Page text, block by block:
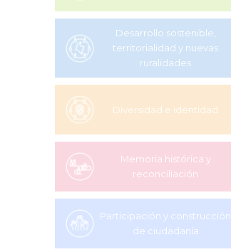
Desarrollo sostenible,
territorialidad y nuevas
ruralidades
Diversidad e identidad
Memoria histórica y
reconciliación
Participación y construcción
de ciudadanía